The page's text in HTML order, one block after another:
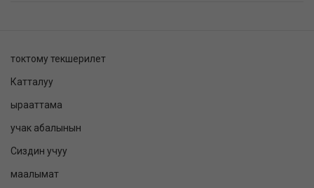
токтому текшерилет
Катталуу
ырааттама
учак абалынын
Сиздин учуу
маалымат